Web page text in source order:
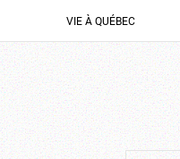
VIE À QUÉBEC